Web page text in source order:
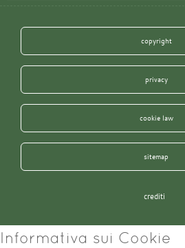
copyright
privacy
cookie law
sitemap
crediti
Informativa sui Cookie